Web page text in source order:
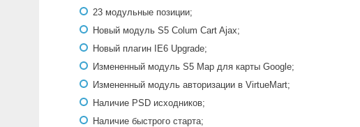
23 модульные позиции;
Новый модуль S5 Colum Cart Ajax;
Новый плагин IE6 Upgrade;
Измененный модуль S5 Map для карты Google;
Измененный модуль авторизации в VirtueMart;
Наличие PSD исходников;
Наличие быстрого старта;